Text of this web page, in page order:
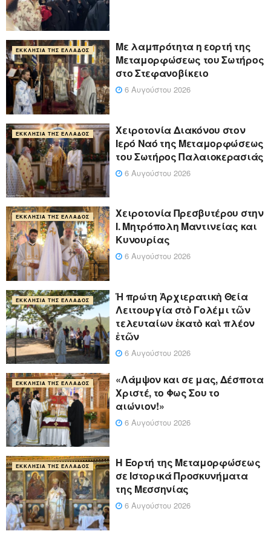
ΕΚΚΛΗΣΊΑ ΤΗΣ ΕΛΛΆΔΟΣ
Με λαμπρότητα η εορτή της
Μεταμορφώσεως του Σωτήρος
στο Στεφανοβίκειο
6 Αυγούστου 2026
ΕΚΚΛΗΣΊΑ ΤΗΣ ΕΛΛΆΔΟΣ
Χειροτονία Διακόνου στον
Ιερό Ναό της Μεταμορφώσεως
του Σωτήρος Παλαιοκερασιάς
6 Αυγούστου 2026
ΕΚΚΛΗΣΊΑ ΤΗΣ ΕΛΛΆΔΟΣ
Xειροτονία Πρεσβυτέρου στην
Ι. Μητρόπολη Μαντινείας και
Κυνουρίας
6 Αυγούστου 2026
ΕΚΚΛΗΣΊΑ ΤΗΣ ΕΛΛΆΔΟΣ
Ἡ πρώτη Ἀρχιερατικὴ Θεία
Λειτουργία στὸ Γολέμι τῶν
τελευταίων ἑκατὸ καὶ πλέον
ἐτῶν
6 Αυγούστου 2026
ΕΚΚΛΗΣΊΑ ΤΗΣ ΕΛΛΆΔΟΣ
«Λάμψον και σε μας, Δέσποτα
Χριστέ, το Φως Σου το
αιώνιον!»
6 Αυγούστου 2026
ΕΚΚΛΗΣΊΑ ΤΗΣ ΕΛΛΆΔΟΣ
Η Εορτή της Μεταμορφώσεως
σε Ιστορικά Προσκυνήματα
της Μεσσηνίας
6 Αυγούστου 2026